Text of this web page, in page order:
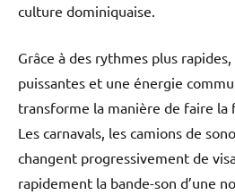
culture dominiquaise.
Grâce à des rythmes plus
puissantes et une énergie
transforme la manière de faire la
Les carnavals, les camions de
changent progressivement de
rapidement la bande-son d’une